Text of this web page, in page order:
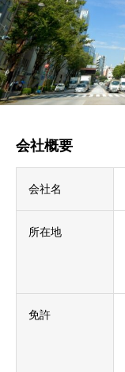
会社概要
会社名
所在地
免許